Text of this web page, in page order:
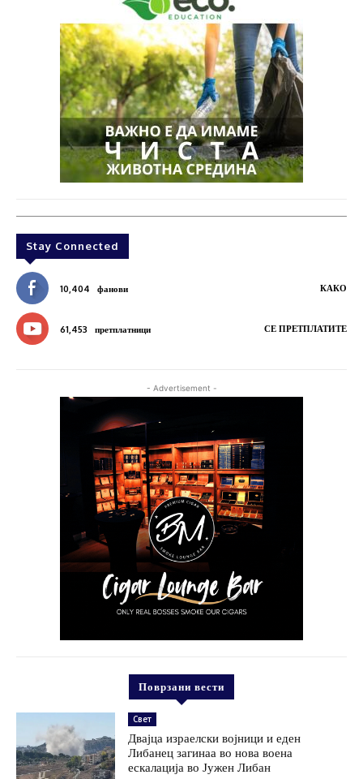
Stay Connected
10,404 фанови КАКО
61,453 претплатници СЕ ПРЕТПЛАТИТЕ
- Advertisement -
Поврзани вести
Свет
Двајца израелски војници и еден
Либанец загинаа во нова воена
ескалација во Јужен Либан